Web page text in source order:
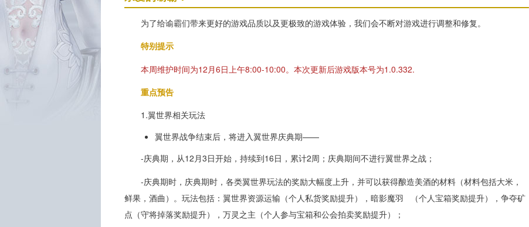
为了给谕霸们带来更好的游戏品质以及更极致的游戏体验，我们会不断对游戏进行调整和修复。
特别提示
本周维护时间为12月6日上午8:00-10:00。本次更新后游戏版本号为1.0.332.
重点预告
1.翼世界相关玩法
翼世界战争结束后，将进入翼世界庆典期——
-庆典期，从12月3日开始，持续到16日，累计2周；庆典期间不进行翼世界之战；
-庆典期时，庆典期时，各类翼世界玩法的奖励大幅度上升，并可以获得酿造美酒的材料（材料包括大米，
鲜果，酒曲）。玩法包括：翼世界资源运输（个人私货奖励提升），暗影魔羽 （个人宝箱奖励提升），争夺矿
点（守将掉落奖励提升），万灵之主（个人参与宝箱和公会拍卖奖励提升）；